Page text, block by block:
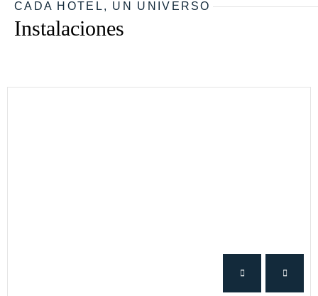
CADA HOTEL, UN UNIVERSO
Instalaciones